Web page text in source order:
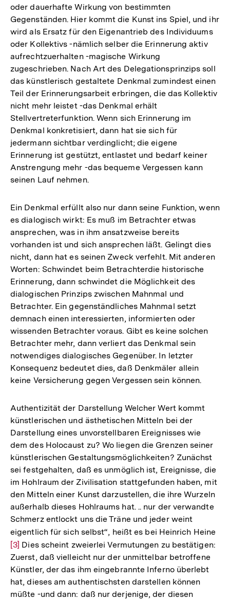
oder dauerhafte Wirkung von bestimmten
Gegenständen. Hier kommt die Kunst ins Spiel, und ihr
wird als Ersatz für den Eigenantrieb des Individuums
oder Kollektivs -nämlich selber die Erinnerung aktiv
aufrechtzuerhalten -magische Wirkung
zugeschrieben. Nach Art des Delegationsprinzips soll
das künstlerisch gestaltete Denkmal zumindest einen
Teil der Erinnerungsarbeit erbringen, die das Kollektiv
nicht mehr leistet -das Denkmal erhält
Stellvertreterfunktion. Wenn sich Erinnerung im
Denkmal konkretisiert, dann hat sie sich für
jedermann sichtbar verdinglicht; die eigene
Erinnerung ist gestützt, entlastet und bedarf keiner
Anstrengung mehr -das bequeme Vergessen kann
seinen Lauf nehmen.
Ein Denkmal erfüllt also nur dann seine Funktion, wenn
es dialogisch wirkt: Es muß im Betrachter etwas
ansprechen, was in ihm ansatzweise bereits
vorhanden ist und sich ansprechen läßt. Gelingt dies
nicht, dann hat es seinen Zweck verfehlt. Mit anderen
Worten: Schwindet beim Betrachterdie historische
Erinnerung, dann schwindet die Möglichkeit des
dialogischen Prinzips zwischen Mahnmal und
Betrachter. Ein gegenständliches Mahnmal setzt
demnach einen interessierten, informierten oder
wissenden Betrachter voraus. Gibt es keine solchen
Betrachter mehr, dann verliert das Denkmal sein
notwendiges dialogisches Gegenüber. In letzter
Konsequenz bedeutet dies, daß Denkmäler allein
keine Versicherung gegen Vergessen sein können.
Authentizität der Darstellung Welcher Wert kommt
künstlerischen und ästhetischen Mitteln bei der
Darstellung eines unvorstellbaren Ereignisses wie
dem des Holocaust zu? Wo liegen die Grenzen seiner
künstlerischen Gestaltungsmöglichkeiten? Zunächst
sei festgehalten, daß es unmöglich ist, Ereignisse, die
im Hohlraum der Zivilisation stattgefunden haben, mit
den Mitteln einer Kunst darzustellen, die ihre Wurzeln
außerhalb dieses Hohlraums hat. .. nur der verwandte
Schmerz entlockt uns die Träne und jeder weint
eigentlich für sich selbst“, heißt es bei Heinrich Heine
[3] Dies scheint zweierlei Vermutungen zu bestätigen:
Zuerst, daß vielleicht nur der unmittelbar betroffene
Künstler, der das ihm eingebrannte Inferno überlebt
hat, dieses am authentischsten darstellen können
müßte -und dann: daß nur derjenige, der diesen